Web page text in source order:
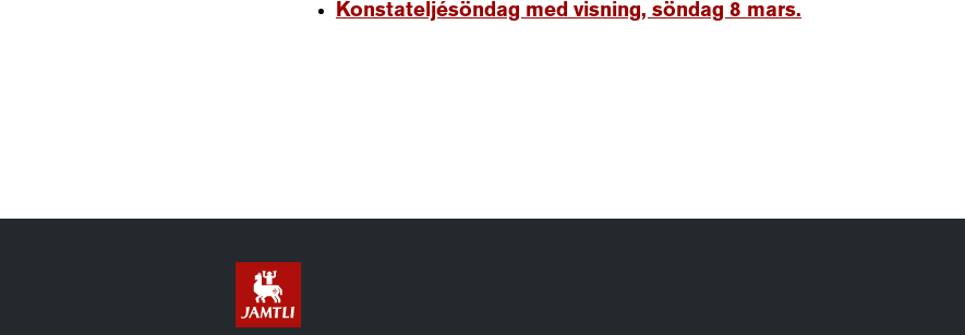
Konstateljésöndag med visning, söndag 8 mars.